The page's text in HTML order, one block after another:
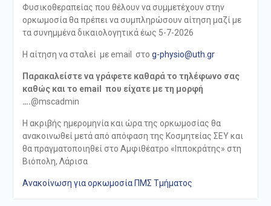
Φυσικοθεραπείας που θέλουν να συμμετέχουν στην
ορκωμοσία θα πρέπει να συμπληρώσουν αίτηση μαζί με
τα συνημμένα δικαιολογητικά έως 5-7-2026
Η αίτηση να σταλεί με email στο g-physio@uth.gr
Παρακαλείστε να γράφετε καθαρά το τηλέφωνο σας
καθώς και το email που είχατε με τη μορφή
….@mscadmin
Η ακριβής ημερομηνία και ώρα της ορκωμοσίας θα
ανακοινωθεί μετά από απόφαση της Κοσμητείας ΣΕΥ και
θα πραγματοποιηθεί στο Αμφιθέατρο «Ιπποκράτης» στη
Βιόπολη, Λάρισα
Ανακοίνωση για ορκωμοσία ΠΜΣ Τμήματος